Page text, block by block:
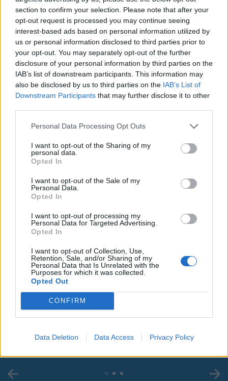
section to confirm your selection. Please note that after your
opt-out request is processed you may continue seeing
interest-based ads based on personal information utilized by
us or personal information disclosed to third parties prior to
your opt-out. You may separately opt-out of the further
disclosure of your personal information by third parties on the
IAB’s list of downstream participants. This information may
also be disclosed by us to third parties on the IAB’s List of
Downstream Participants that may further disclose it to other
Personal Data Processing Opt Outs
I want to opt-out of the Sharing of my
personal data.
Opted In
I want to opt-out of the Sale of my
Personal Data.
Opted In
I want to opt-out of processing my
Personal Data for Targeted Advertising.
Opted In
I want to opt-out of Collection, Use,
Retention, Sale, and/or Sharing of my
Personal Data that Is Unrelated with the
Purposes for which it was collected.
Opted Out
CONFIRM
Data Deletion Data Access Privacy Policy
00:00 01:16
Leonardo Maria Del Vecchio dall'ex compagna